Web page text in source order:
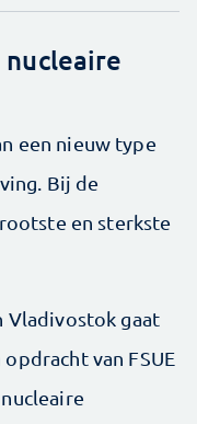
nucleaire
een nieuw type
Bij de
en sterkste
Vladivostok gaat
van FSUE